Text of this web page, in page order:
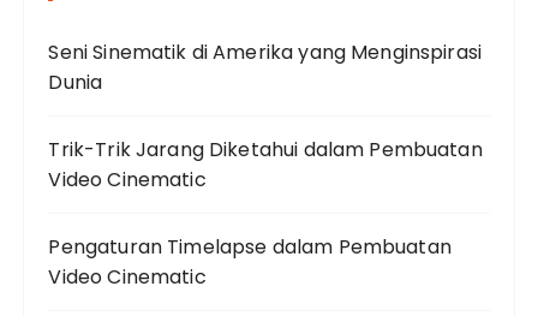
Seni Sinematik di Amerika yang Menginspirasi
Dunia
Trik-Trik Jarang Diketahui dalam Pembuatan
Video Cinematic
Pengaturan Timelapse dalam Pembuatan
Video Cinematic